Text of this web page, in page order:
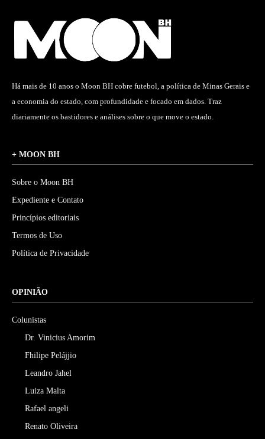
Há mais de 10 anos o Moon BH cobre futebol, a política de Minas Gerais e
a economia do estado, com profundidade e focado em dados. Traz
diariamente os bastidores e análises sobre o que move o estado.
+ MOON BH
Sobre o Moon BH
Expediente e Contato
Princípios editoriais
Termos de Uso
Política de Privacidade
OPINIÃO
Colunistas
Dr. Vinicius Amorim
Fhilipe Pelájjio
Leandro Jahel
Luiza Malta
Rafael angeli
Renato Oliveira